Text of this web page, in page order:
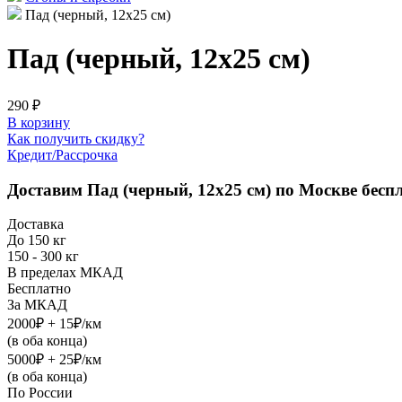
Пад (черный, 12х25 см)
Пад (черный, 12х25 см)
290 ₽
В корзину
Как получить скидку?
Кредит/Рассрочка
Доставим Пад (черный, 12х25 см) по Москве
Доставка
До 150 кг
150 - 300 кг
В пределах МКАД
Бесплатно
За МКАД
2000₽ + 15₽/км
(в оба конца)
5000₽ + 25₽/км
(в оба конца)
По России